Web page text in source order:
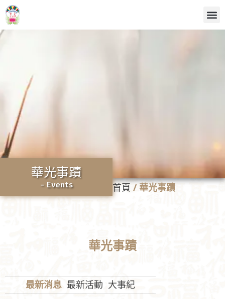
華光事蹟
- Events 首頁 / 華光事蹟
華光事蹟
最新消息 最新活動 大事紀